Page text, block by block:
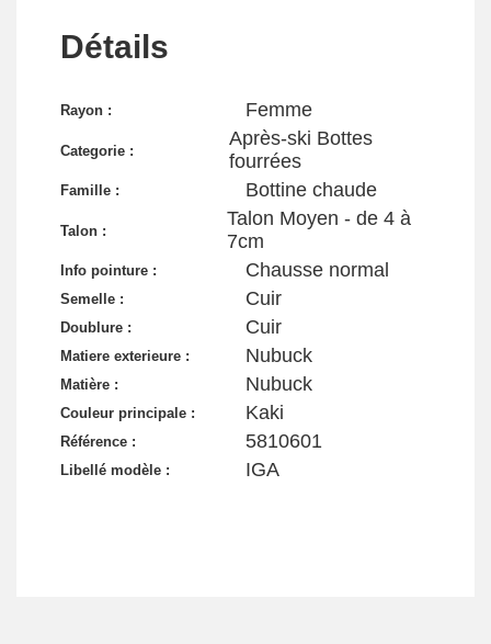
Détails
Rayon : Femme
Categorie :
Après-ski Bottes
fourrées
Famille : Bottine chaude
Talon :
Talon Moyen - de 4 à
7cm
Info pointure : Chausse normal
Semelle : Cuir
Doublure : Cuir
Matiere exterieure : Nubuck
Matière : Nubuck
Couleur principale : Kaki
Référence : 5810601
Libellé modèle : IGA